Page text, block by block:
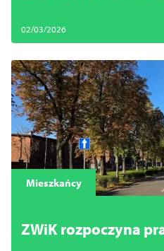
02/03/2026
Mieszkańcy
ZWiK rozpoczyna